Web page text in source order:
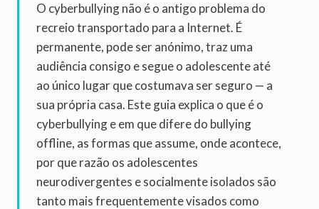
O cyberbullying não é o antigo problema do
recreio transportado para a Internet. É
permanente, pode ser anónimo, traz uma
audiência consigo e segue o adolescente até
ao único lugar que costumava ser seguro — a
sua própria casa. Este guia explica o que é o
cyberbullying e em que difere do bullying
offline, as formas que assume, onde acontece,
por que razão os adolescentes
neurodivergentes e socialmente isolados são
tanto mais frequentemente visados como